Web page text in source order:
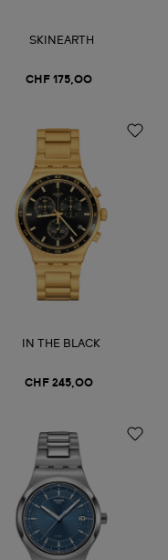
SKINEARTH
CHF 175,00
IN THE BLACK
CHF 245,00